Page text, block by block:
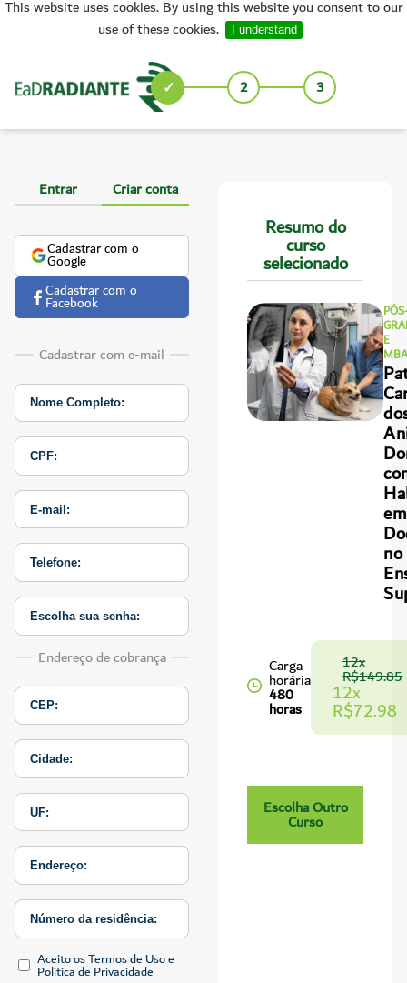
This website uses cookies. By using this website you consent to our
use of these cookies.
I understand
1 2 3
Entrar Criar conta
Cadastrar com o
Google
Cadastrar com o
Facebook
Cadastrar com e-mail
Endereço de cobrança
Aceito os Termos de Uso e
Política de Privacidade
Resumo do
curso
selecionado
E
MBA
em
no
Carga
horária
480
horas
12x
R$149.85
12x
R$72.98
Escolha Outro
Curso